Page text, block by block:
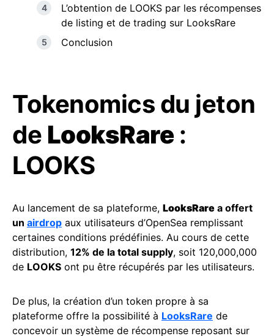
L’obtention de LOOKS par les récompenses
de listing et de trading sur LooksRare
Conclusion
Tokenomics du jeton
de LooksRare:
LOOKS
Au lancement de sa plateforme, LooksRare a offert
un airdrop aux utilisateurs d’OpenSea remplissant
certaines conditions prédéfinies. Au cours de cette
distribution, 12% de la total supply, soit 120,000,000
de LOOKS ont pu être récupérés par les utilisateurs.
De plus, la création d’un token propre à sa
plateforme offre la possibilité à LooksRare de
concevoir un système de récompense reposant sur